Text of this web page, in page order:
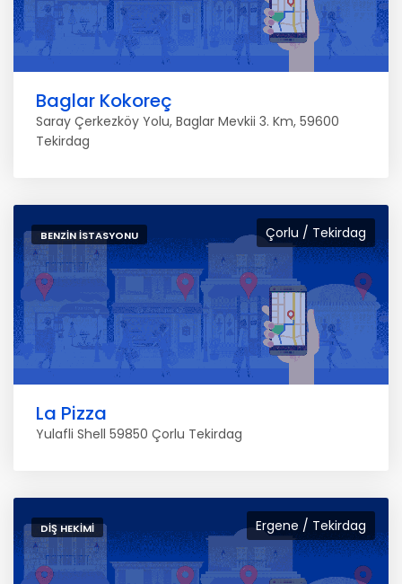
Baglar Kokoreç
Saray Çerkezköy Yolu, Baglar Mevkii 3. Km, 59600
Tekirdag
Çorlu / Tekirdag
BENZIN İSTASYONU
La Pizza
Yulafli Shell 59850 Çorlu Tekirdag
Ergene / Tekirdag
DIŞ HEKIMI